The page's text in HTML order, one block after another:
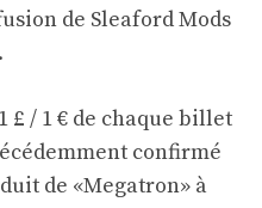
de Sleaford Mods
£ / 1 € de chaque billet
confirmé
de «Megatron» à